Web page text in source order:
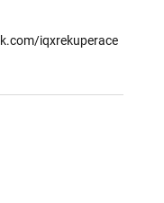
iqxrekuperace